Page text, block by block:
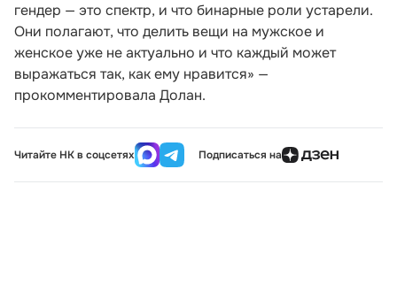
гендер — это спектр, и что бинарные роли устарели.
Они полагают, что делить вещи на мужское и
женское уже не актуально и что каждый может
выражаться так, как ему нравится» —
прокомментировала Долан.
Читайте НК в соцсетях Подписаться на